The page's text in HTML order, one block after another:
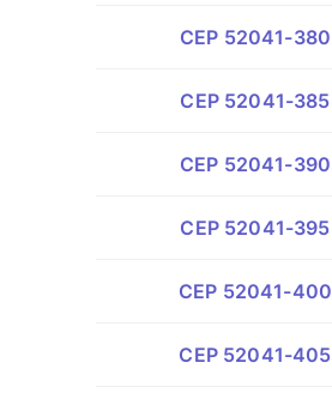
CEP 52041-380
CEP 52041-385
CEP 52041-390
CEP 52041-395
CEP 52041-400
CEP 52041-405